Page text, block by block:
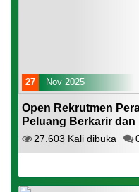
27 Nov 2025
Open Rekrutmen
Peluang Berkarir
27.603 Kali dibuka